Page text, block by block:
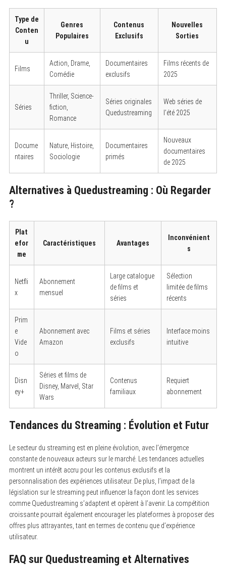
Type de
Conten
u
Genres
Populaires
Contenus
Exclusifs
Nouvelles
Sorties
Films
Action, Drame,
Comédie
Documentaires
exclusifs
Films récents de
2025
Séries
Thriller, Science-
fiction,
Romance
Séries originales
Quedustreaming
Web séries de
l’été 2025
Docume
ntaires
Nature, Histoire,
Sociologie
Documentaires
primés
Nouveaux
documentaires
de 2025
Alternatives à Quedustreaming : Où Regarder
?
Plat
efor
me
Caractéristiques Avantages
Inconvénient
s
Netfli
x
Abonnement
mensuel
Large catalogue
de films et
séries
Sélection
limitée de films
récents
Prim
e
Vide
o
Abonnement avec
Amazon
Films et séries
exclusifs
Interface moins
intuitive
Disn
ey+
Séries et films de
Disney, Marvel, Star
Wars
Contenus
familiaux
Requiert
abonnement
Tendances du Streaming : Évolution et Futur
Le secteur du streaming est en pleine évolution, avec l’émergence
constante de nouveaux acteurs sur le marché. Les tendances actuelles
montrent un intérêt accru pour les contenus exclusifs et la
personnalisation des expériences utilisateur. De plus, l’impact de la
législation sur le streaming peut influencer la façon dont les services
comme Quedustreaming s’adaptent et opèrent à l’avenir. La compétition
croissante pourrait également encourager les plateformes à proposer des
offres plus attrayantes, tant en termes de contenu que d’expérience
utilisateur.
FAQ sur Quedustreaming et Alternatives
S
c
h
o